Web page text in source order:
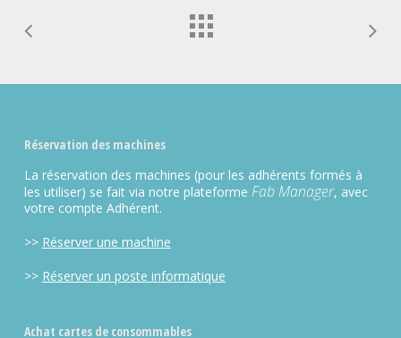
Réservation des machines
La réservation des machines (pour les adhérents formés à
les utiliser) se fait via notre plateforme Fab Manager, avec
votre compte Adhérent.
>> Réserver une machine
>> Réserver un poste informatique
Achat cartes de consommables